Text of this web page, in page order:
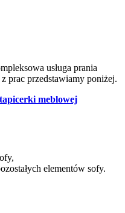
usługa prania
prac przedstawiamy poniżej.
meblowej
elementów sofy.